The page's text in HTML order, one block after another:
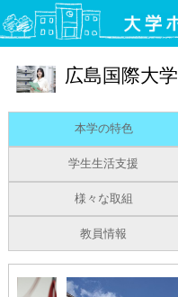
広島国際大学
本学の特色
学生生活支援
様々な取組
教員情報